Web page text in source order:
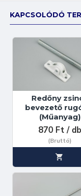
KAPCSOLÓDÓ
Redőny
bevezető
(Műanyag)
870 Ft / db
(Bruttó)